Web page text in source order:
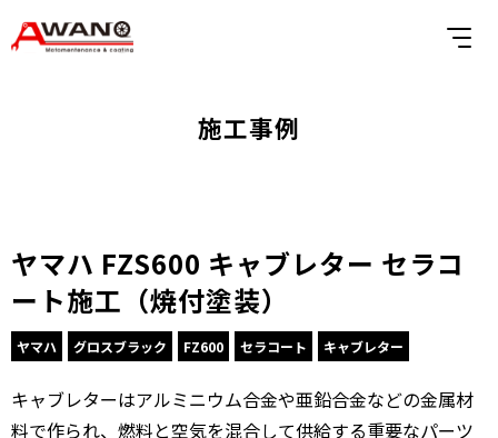
施工事例
ヤマハ FZS600 キャブレター セラコ
ート施工（焼付塗装）
ヤマハ グロスブラック FZ600 セラコート キャブレター
キャブレターはアルミニウム合金や亜鉛合金などの金属材
料で作られ、燃料と空気を混合して供給する重要なパーツ